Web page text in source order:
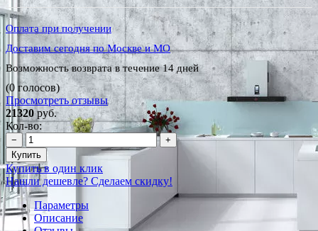
Оплата при получении
Доставим сегодня по Москве и МО
Возможность возврата в течение 14 дней
(0 голосов)
Просмотреть отзывы
21320руб.
Кол-во:
−
+
Купить
Купить в один клик
Нашли дешевле? Сделаем скидку!
Параметры
Описание